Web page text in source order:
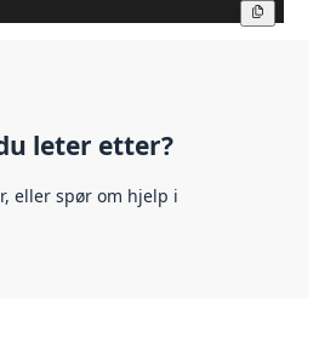
leter etter?
eller spør om hjelp i